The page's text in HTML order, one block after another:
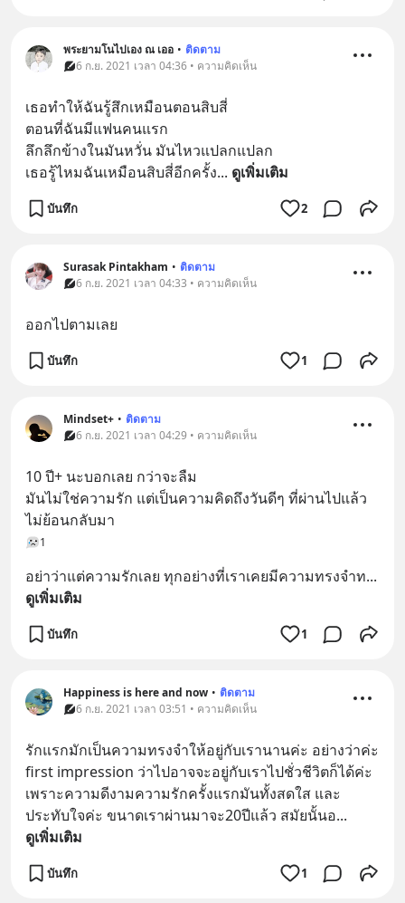
พระยามโนไปเอง ณ เออ • ติดตาม
6 ก.ย. 2021 เวลา 04:36 • ความคิดเห็น
เธอทำให้ฉันรู้สึกเหมือนตอนสิบสี่
ตอนที่ฉันมีแฟนคนแรก
ลึกลึกข้างในมันหวั่น มันไหวแปลกแปลก
เธอรู้ไหมฉันเหมือนสิบสี่อีกครั้ง... ดูเพิ่มเติม
บันทึก 2
Surasak Pintakham • ติดตาม
6 ก.ย. 2021 เวลา 04:33 • ความคิดเห็น
ออกไปตามเลย
บันทึก 1
Mindset+ • ติดตาม
6 ก.ย. 2021 เวลา 04:29 • ความคิดเห็น
10 ปี+ นะบอกเลย กว่าจะลืม
มันไม่ใช่ความรัก แต่เป็นความคิดถึงวันดีๆ ที่ผ่านไปแล้ว
ไม่ย้อนกลับมา
1
อย่าว่าแต่ความรักเลย ทุกอย่างที่เราเคยมีความทรงจำท
ดูเพิ่มเติม
บันทึก 1
Happiness is here and now • ติดตาม
6 ก.ย. 2021 เวลา 03:51 • ความคิดเห็น
รักแรกมักเป็นความทรงจำให้อยู่กับเรานานค่ะ อย่างว่าค่ะ
first impression ว่าไปอาจจะอยู่กับเราไปชั่วชีวิตก็ได้ค่ะ
เพราะความดีงามความรักครั้งแรกมันทั้งสดใส และ
ประทับใจค่ะ ขนาดเราผ่านมาจะ20ปีแล้ว สมัยนั้นอ...
ดูเพิ่มเติม
บันทึก 1